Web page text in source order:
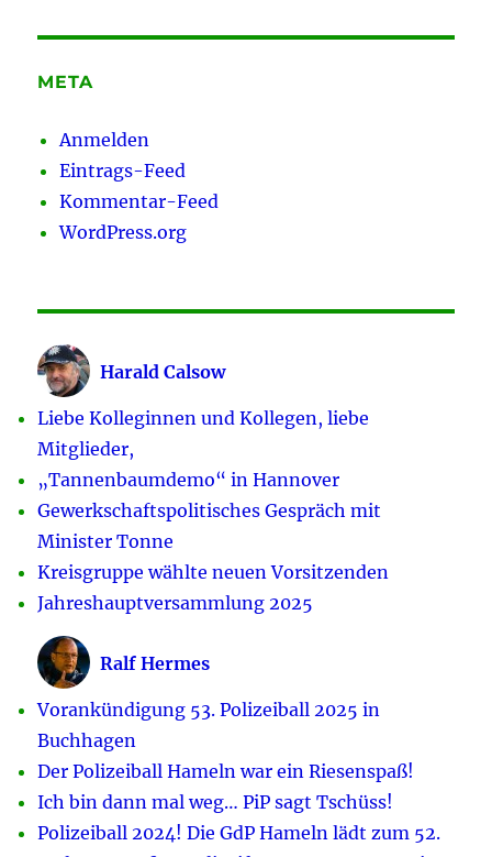
META
Anmelden
Eintrags-Feed
Kommentar-Feed
WordPress.org
Harald Calsow
Liebe Kolleginnen und Kollegen, liebe
Mitglieder,
„Tannenbaumdemo“ in Hannover
Gewerkschaftspolitisches Gespräch mit
Minister Tonne
Kreisgruppe wählte neuen Vorsitzenden
Jahreshauptversammlung 2025
Ralf Hermes
Vorankündigung 53. Polizeiball 2025 in
Buchhagen
Der Polizeiball Hameln war ein Riesenspaß!
Ich bin dann mal weg… PiP sagt Tschüss!
Polizeiball 2024! Die GdP Hameln lädt zum 52.